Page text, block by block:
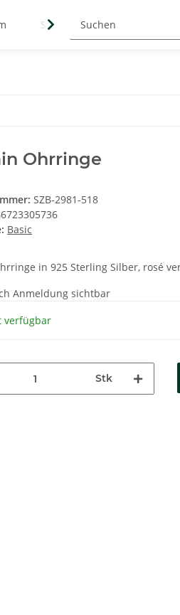
Symbols Basic
Ohrringe
SZB-2981-518
Basic
in 925 Sterling Silber, rosé
Anmeldung sichtbar
verfügbar
Stk